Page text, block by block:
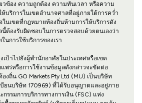
วข้อง ความถูกต้อง ความทันเวลา หรือความ
บริการในเขตอำนาจศาลที่อยู่ภายใต้การคว่ำ
ในเขตที่กฎหมายท้องถิ่นห้ามการให้บริการดัง
ต้องรับผิดชอบในการตรวจสอบด้วยตนเองว่า
การใช้บริการของเรา
ป้าไปยังผู้พำนักอาศัยในประเทศหรือเขต
แพร่หรือการใช้งานข้อมูลดังกล่าวจะขัดต่อ
งถิ่น GO Markets Pty Ltd (MU) เป็นบริษัท
บียนบริษัท 170969) ที่ได้รับอนุญาตและอยู่ภาย
รรมการบริการทางการเงิน (FSC) แห่ง